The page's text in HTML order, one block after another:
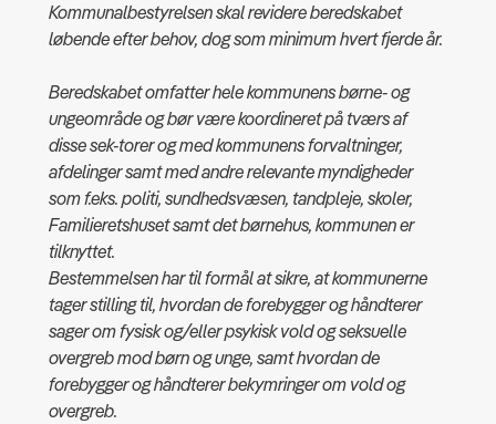
Kommunalbestyrelsen skal revidere beredskabet
løbende efter behov, dog som minimum hvert fjerde år.
Beredskabet omfatter hele kommunens børne- og
ungeområde og bør være koordineret på tværs af
disse sek-torer og med kommunens forvaltninger,
afdelinger samt med andre relevante myndigheder
som f.eks. politi, sundhedsvæsen, tandpleje, skoler,
Familieretshuset samt det børnehus, kommunen er
tilknyttet.
Bestemmelsen har til formål at sikre, at kommunerne
tager stilling til, hvordan de forebygger og håndterer
sager om fysisk og/eller psykisk vold og seksuelle
overgreb mod børn og unge, samt hvordan de
forebygger og håndterer bekymringer om vold og
overgreb.